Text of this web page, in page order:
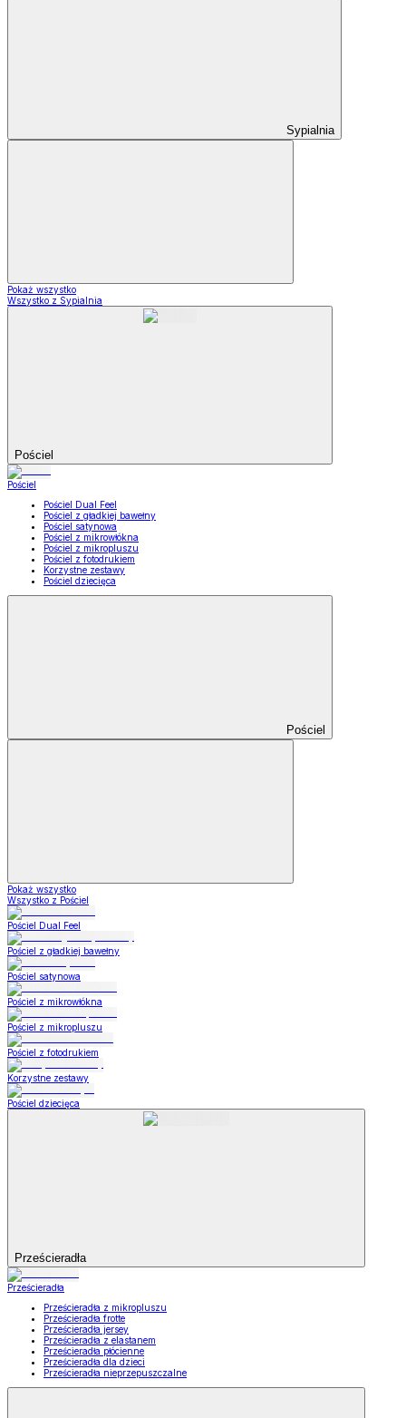
Sypialnia
Pokaż wszystko
Wszystko z Sypialnia
Pościel
Pościel
Pościel Dual Feel
Pościel z gładkiej bawełny
Pościel satynowa
Pościel z mikrowłókna
Pościel z mikropluszu
Pościel z fotodrukiem
Korzystne zestawy
Pościel dziecięca
Pościel
Pokaż wszystko
Wszystko z Pościel
Pościel Dual Feel
Pościel z gładkiej bawełny
Pościel satynowa
Pościel z mikrowłókna
Pościel z mikropluszu
Pościel z fotodrukiem
Korzystne zestawy
Pościel dziecięca
Prześcieradła
Prześcieradła
Prześcieradła z mikropluszu
Prześcieradła frotte
Prześcieradła jersey
Prześcieradła z elastanem
Prześcieradła płócienne
Prześcieradła dla dzieci
Prześcieradła nieprzepuszczalne